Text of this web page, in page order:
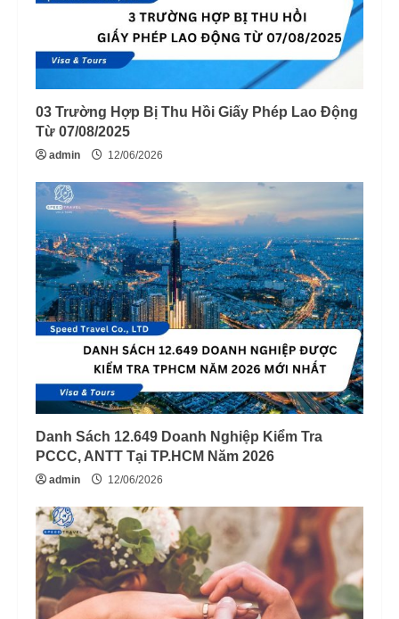
03 Trường Hợp Bị Thu Hồi Giấy Phép Lao Động
Từ 07/08/2025
admin 12/06/2026
Danh Sách 12.649 Doanh Nghiệp Kiểm Tra
PCCC, ANTT Tại TP.HCM Năm 2026
admin 12/06/2026